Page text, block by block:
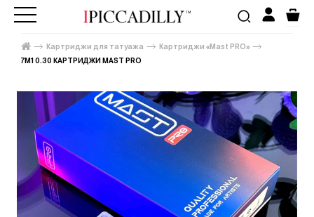
Картриджи для татуажа
Картриджи «Mast PRO»
7M1 0.30 КАРТРИДЖИ MAST PRO